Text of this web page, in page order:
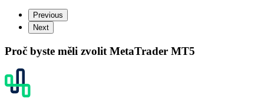
Previous
Next
Proč byste měli zvolit MetaTrader MT5